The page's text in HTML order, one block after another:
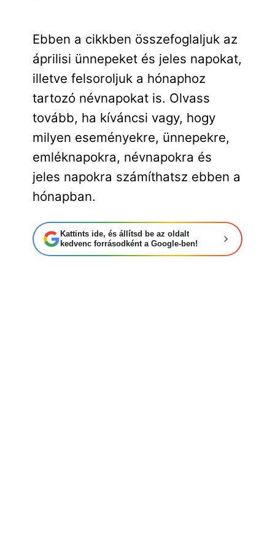
Ebben a cikkben összefoglaljuk az
áprilisi ünnepeket és jeles napokat,
illetve felsoroljuk a hónaphoz
tartozó névnapokat is. Olvass
tovább, ha kíváncsi vagy, hogy
milyen eseményekre, ünnepekre,
emléknapokra, névnapokra és
jeles napokra számíthatsz ebben a
hónapban.
Kattints ide, és állítsd be az oldalt
kedvenc forrásodként a Google-ben!